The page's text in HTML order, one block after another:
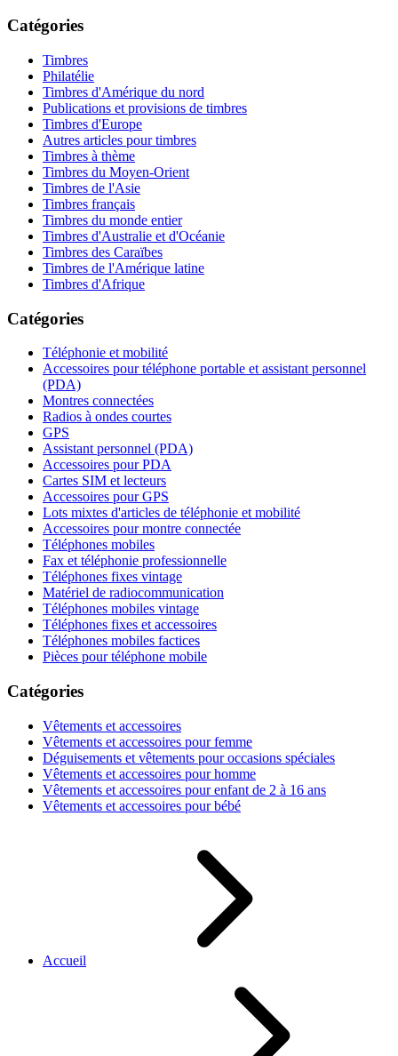
Catégories
Timbres
Philatélie
Timbres d'Amérique du nord
Publications et provisions de timbres
Timbres d'Europe
Autres articles pour timbres
Timbres à thème
Timbres du Moyen-Orient
Timbres de l'Asie
Timbres français
Timbres du monde entier
Timbres d'Australie et d'Océanie
Timbres des Caraïbes
Timbres de l'Amérique latine
Timbres d'Afrique
Catégories
Téléphonie et mobilité
Accessoires pour téléphone portable et assistant personnel
(PDA)
Montres connectées
Radios à ondes courtes
GPS
Assistant personnel (PDA)
Accessoires pour PDA
Cartes SIM et lecteurs
Accessoires pour GPS
Lots mixtes d'articles de téléphonie et mobilité
Accessoires pour montre connectée
Téléphones mobiles
Fax et téléphonie professionnelle
Téléphones fixes vintage
Matériel de radiocommunication
Téléphones mobiles vintage
Téléphones fixes et accessoires
Téléphones mobiles factices
Pièces pour téléphone mobile
Catégories
Vêtements et accessoires
Vêtements et accessoires pour femme
Déguisements et vêtements pour occasions spéciales
Vêtements et accessoires pour homme
Vêtements et accessoires pour enfant de 2 à 16 ans
Vêtements et accessoires pour bébé
Accueil